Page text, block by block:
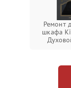
Ремонт
шкафа